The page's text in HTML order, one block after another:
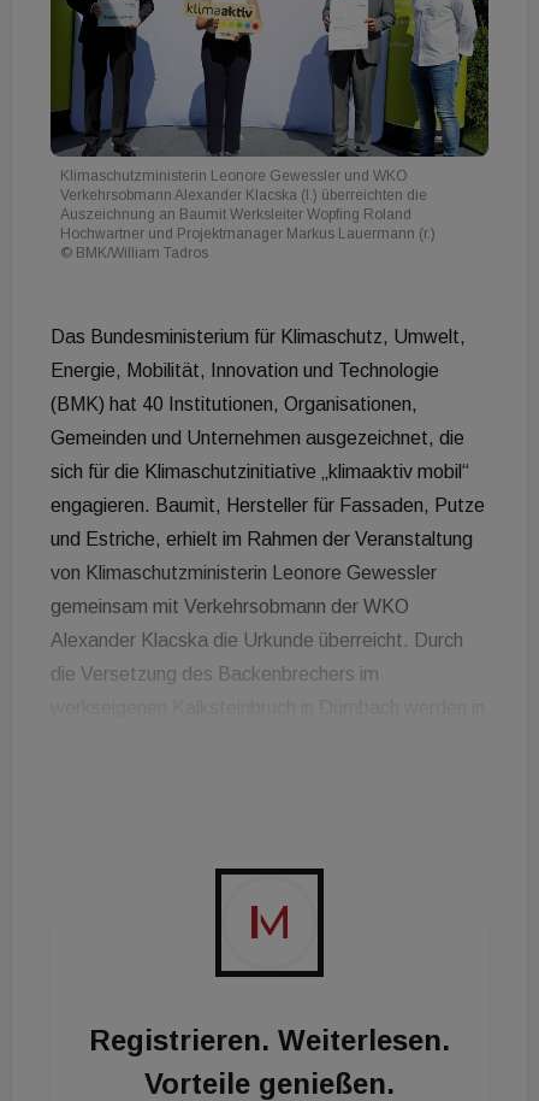
Klimaschutzministerin Leonore Gewessler und WKO
Verkehrsobmann Alexander Klacska (l.) überreichten die
Auszeichnung an Baumit Werksleiter Wopfing Roland
Hochwartner und Projektmanager Markus Lauermann (r.)
© BMK/William Tadros
Das Bundesministerium für Klimaschutz, Umwelt,
Energie, Mobilität, Innovation und Technologie
(BMK) hat 40 Institutionen, Organisationen,
Gemeinden und Unternehmen ausgezeichnet, die
sich für die Klimaschutzinitiative „klimaaktiv mobil“
engagieren. Baumit, Hersteller für Fassaden, Putze
und Estriche, erhielt im Rahmen der Veranstaltung
von Klimaschutzministerin Leonore Gewessler
gemeinsam mit Verkehrsobmann der WKO
Alexander Klacska die Urkunde überreicht. Durch
die Versetzung des Backenbrechers im
Millionen Liter oder rund 4.650 Tonnen CO2.
Klimafreundlicher Rohstoffabbau
Im Jänner dieses Jahres wurde im werkseigenen
Kalksteinbruch in Dürnbach, der
Hauptrohstoffquelle des Baumit Werkes in Wopfing,
Registrieren. Weiterlesen.
Vorteile genießen.